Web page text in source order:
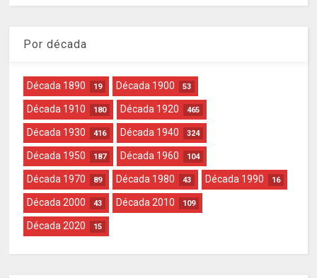
Por década
Década 1890 19 Década 1900 53
Década 1910 180 Década 1920 465
Década 1930 416 Década 1940 324
Década 1950 187 Década 1960 104
Década 1970 89 Década 1980 43 Década 1990 16
Década 2000 43 Década 2010 109
Década 2020 15